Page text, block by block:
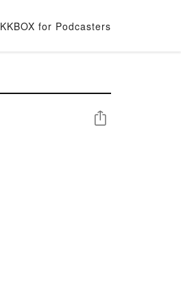
KKBOX for Podcasters
シェア